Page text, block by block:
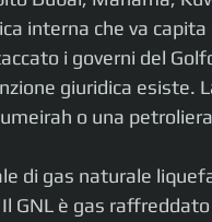
interna che va
i governi del
giuridica esiste.
o una
di gas naturale
GNL è gas